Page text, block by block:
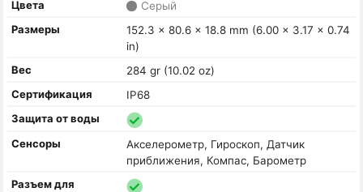
Цвета
Серый
Размеры
152.3 x 80.6 x 18.8 mm (6.00 x 3.17 x 0.74
in)
Вес
284 gr (10.02 oz)
Сертификация
IP68
Защита от воды
Сенсоры
Акселерометр, Гироскоп, Датчик
приближения, Компас, Барометр
Разъем для